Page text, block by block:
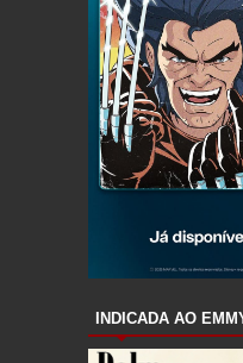
INDICADA AO